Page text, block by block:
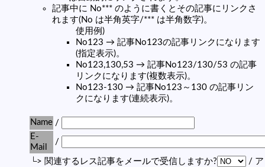
記事中に No*** のように書くとその記事にリンクさ
れます(No は半角英字/*** は半角数字)。
使用例)
No123 → 記事No123の記事リンクになります
(指定表示)。
No123,130,53 → 記事No123/130/53 の記事
リンクになります(複数表示)。
No123-130 → 記事No123～130 の記事リン
クになります(連続表示)。
Name /
E-
Mail
/
└> 関連するレス記事をメールで受信しますか?
/ ア